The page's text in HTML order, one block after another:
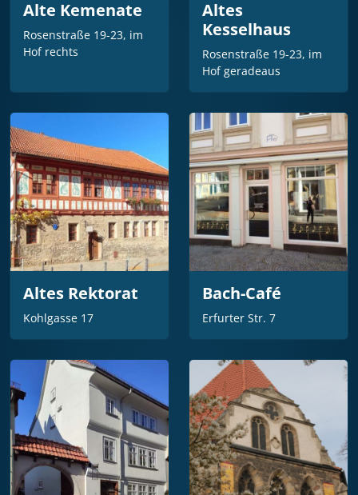
Alte Kemenate
Rosenstraße 19-23, im
Hof rechts
Altes
Kesselhaus
Rosenstraße 19-23, im
Hof geradeaus
Altes Rektorat
Kohlgasse 17
Bach-Café
Erfurter Str. 7